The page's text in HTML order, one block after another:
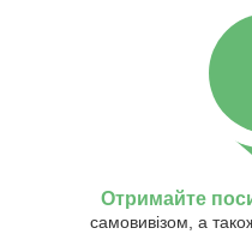
Отримайте
самовивізом, а